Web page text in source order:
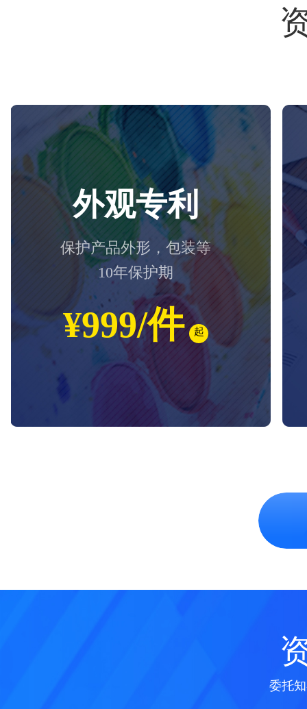
外观专利
保护产品外形，包装等
10年保护期
¥999/件 起
委托